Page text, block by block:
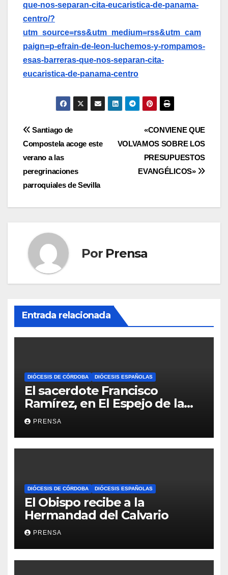
que-nos-separan-cita-eucaristica-de-panama-
centro/?
utm_source=rss&utm_medium=rss&utm_cam
paign=p-efrain-de-leon-luchemos-y-rompamos-
esas-barreras-que-nos-separan-cita-
eucaristica-de-panama-centro
Navegación
de
entradas
«CONVIENE QUE
VOLVAMOS SOBRE LOS
PRESUPUESTOS
EVANGÉLICOS»
Santiago de
Compostela acoge este
verano a las
peregrinaciones
parroquiales de Sevilla
Por Prensa
Entrada relacionada
DIÓCESIS DE CÓRDOBA DIÓCESIS ESPAÑOLAS
El sacerdote Francisco
Ramírez, en El Espejo de la
Iglesia
PRENSA
DIÓCESIS DE CÓRDOBA DIÓCESIS ESPAÑOLAS
El Obispo recibe a la
Hermandad del Calvario
PRENSA